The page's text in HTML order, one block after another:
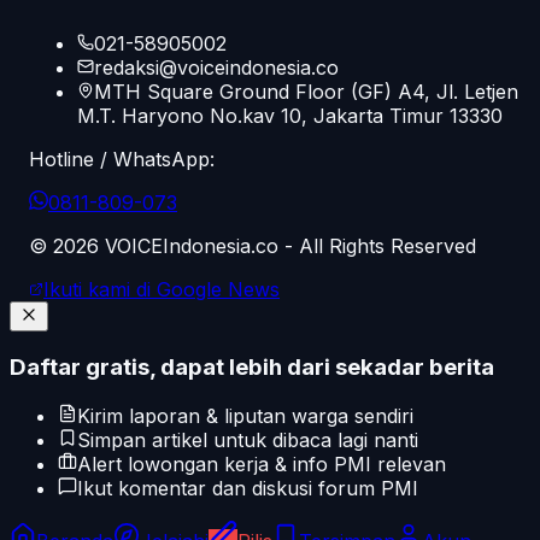
021-58905002
redaksi@voiceindonesia.co
MTH Square Ground Floor (GF) A4, Jl. Letjen
M.T. Haryono No.kav 10, Jakarta Timur 13330
Hotline / WhatsApp:
0811-809-073
© 2026 VOICEIndonesia.co - All Rights Reserved
Ikuti kami di Google News
Daftar gratis, dapat lebih dari sekadar berita
Kirim laporan & liputan warga sendiri
Simpan artikel untuk dibaca lagi nanti
Alert lowongan kerja & info PMI relevan
Ikut komentar dan diskusi forum PMI